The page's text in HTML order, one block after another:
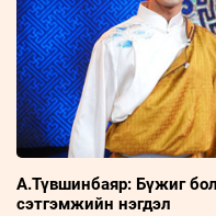
А.Түвшинбаяр: Бүжиг
сэтгэмжийн нэгдэл